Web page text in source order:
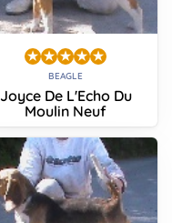
BEAGLE
Joyce De L'Echo Du
Moulin Neuf